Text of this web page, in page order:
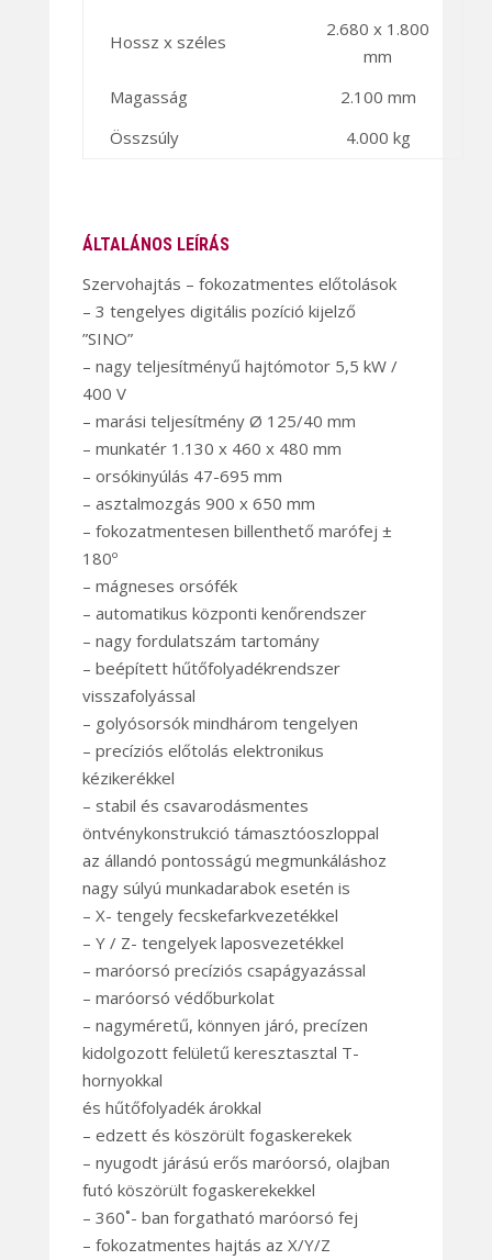
Hossz x széles
2.680 x 1.800
mm
Magasság
2.100 mm
Összsúly
4.000 kg
ÁLTALÁNOS LEÍRÁS
Szervohajtás – fokozatmentes előtolások
– 3 tengelyes digitális pozíció kijelző
”SINO”
– nagy teljesítményű hajtómotor 5,5 kW /
400 V
– marási teljesítmény Ø 125/40 mm
– munkatér 1.130 x 460 x 480 mm
– orsókinyúlás 47-695 mm
– asztalmozgás 900 x 650 mm
– fokozatmentesen billenthető marófej ±
180º
– mágneses orsófék
– automatikus központi kenőrendszer
– nagy fordulatszám tartomány
– beépített hűtőfolyadékrendszer
visszafolyással
– golyósorsók mindhárom tengelyen
– precíziós előtolás elektronikus
kézikerékkel
– stabil és csavarodásmentes
öntvénykonstrukció támasztóoszloppal
az állandó pontosságú megmunkáláshoz
nagy súlyú munkadarabok esetén is
– X- tengely fecskefarkvezetékkel
– Y / Z- tengelyek laposvezetékkel
– maróorsó precíziós csapágyazással
– maróorsó védőburkolat
– nagyméretű, könnyen járó, precízen
kidolgozott felületű keresztasztal T-
hornyokkal
és hűtőfolyadék árokkal
– edzett és köszörült fogaskerekek
– nyugodt járású erős maróorsó, olajban
futó köszörült fogaskerekekkel
– 360˚- ban forgatható maróorsó fej
– fokozatmentes hajtás az X/Y/Z